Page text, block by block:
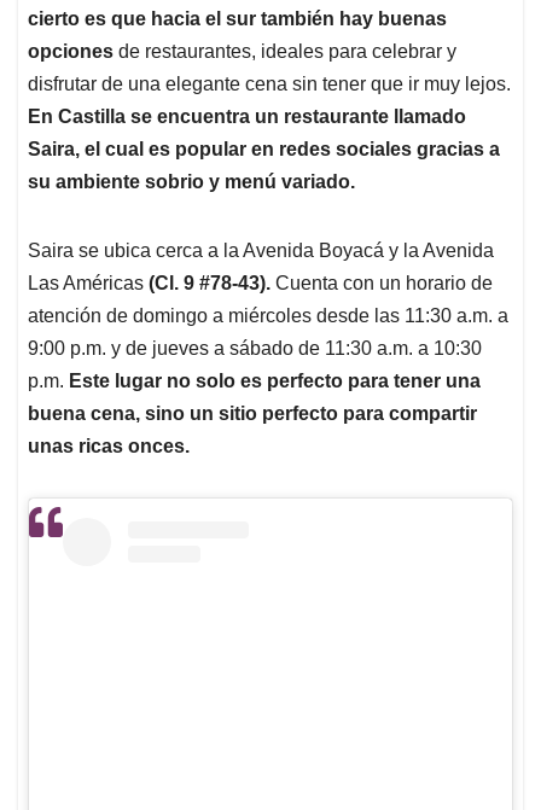
p
k
n
cierto es que hacia el sur también hay buenas
opciones de restaurantes, ideales para celebrar y
disfrutar de una elegante cena sin tener que ir muy lejos.
En Castilla se encuentra un restaurante llamado
Saira, el cual es popular en redes sociales gracias a
su ambiente sobrio y menú variado.
Saira se ubica cerca a la Avenida Boyacá y la Avenida
Las Américas (Cl. 9 #78-43). Cuenta con un horario de
atención de domingo a miércoles desde las 11:30 a.m. a
9:00 p.m. y de jueves a sábado de 11:30 a.m. a 10:30
p.m. Este lugar no solo es perfecto para tener una
buena cena, sino un sitio perfecto para compartir
unas ricas onces.